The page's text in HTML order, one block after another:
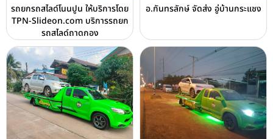
รถยกรถสไลด์โนนปูน ให้บริการโดย
TPN-Slideon.com บริการรถยก
รถสไลด์ถาดกอง
อ.กันทรลักษ์ จัดส่ง อู่บ้านกระแชง